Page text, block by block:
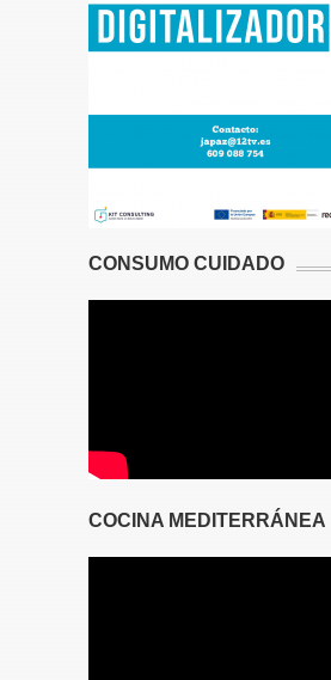
CONSUMO CUIDADO
COCINA MEDITERRÁNEA